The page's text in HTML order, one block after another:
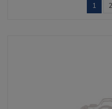
1 2